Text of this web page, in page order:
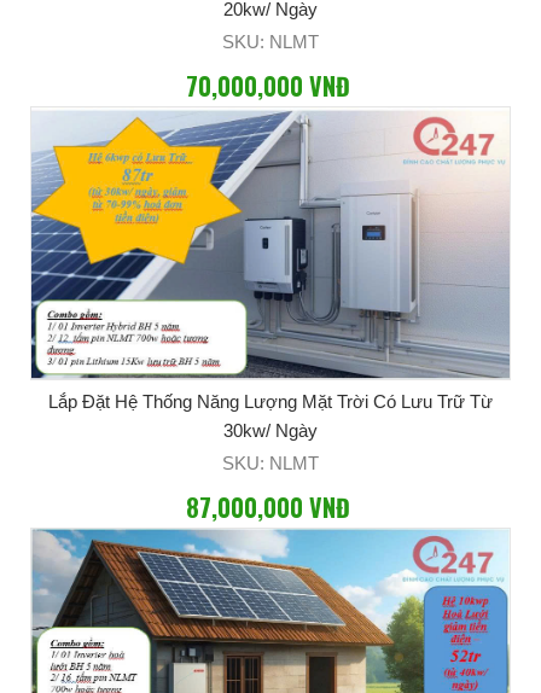
20kw/ Ngày
SKU: NLMT
70,000,000 VNĐ
Lắp Đặt Hệ Thống Năng Lượng Mặt Trời Có Lưu Trữ Từ
30kw/ Ngày
SKU: NLMT
87,000,000 VNĐ